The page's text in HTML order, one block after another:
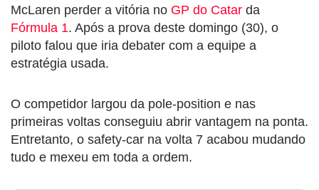
McLaren perder a vitória no GP do Catar da
Fórmula 1. Após a prova deste domingo (30), o
piloto falou que iria debater com a equipe a
estratégia usada.
O competidor largou da pole-position e nas
primeiras voltas conseguiu abrir vantagem na ponta.
Entretanto, o safety-car na volta 7 acabou mudando
tudo e mexeu em toda a ordem.